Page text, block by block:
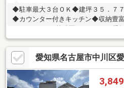
◆駐車最大３台ＯＫ◆建坪３５．７
◆カウンター付きキッチン◆収納豊
校２５００ｍ●平和堂６００ｍ●セブ
ドラッグ６００ｍ●林クリニック２
０２６年５月リフォーム内容≫室内
愛知県名古屋市中川区
3,849